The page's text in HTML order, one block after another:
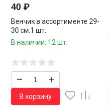
40 ₽
Венчик в ассортименте 29-
30 см.1 шт.
В наличии: 12 шт.
– +
В корзину